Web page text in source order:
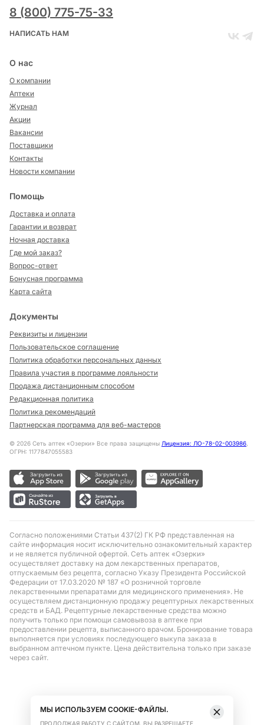
8 (800) 775-75-33
НАПИСАТЬ НАМ
О нас
О компании
Аптеки
Журнал
Акции
Вакансии
Поставщики
Контакты
Новости компании
Помощь
Доставка и оплата
Гарантии и возврат
Ночная доставка
Где мой заказ?
Вопрос-ответ
Бонусная программа
Карта сайта
Документы
Реквизиты и лицензии
Пользовательское соглашение
Политика обработки персональных данных
Правила участия в программе лояльности
Продажа дистанционным способом
Редакционная политика
Политика рекомендаций
Партнерская программа для веб-мастеров
© 2026 Сеть аптек «Озерки» Все права защищены Лицензия: ЛО-78-02-003986,
ОГРН: 1177847055583
Согласно положениями Статьи 437(2) ГК РФ представленная на
сайте информация носит исключительно ознакомительный характер
и не является публичной офертой. Сеть аптек «Озерки»
осуществляет доставку на дом лекарственных препаратов,
отпускаемым без рецепта, согласно Указу Президента Российской
Федерации от 17.03.2020 № 187 «О розничной торговле
лекарственными препаратами для медицинского применения». Не
осуществляем дистанционную продажу рецептурных лекарственных
средств и БАД. Рецептурные лекарственные средства можно
получить только при помощи самовывоза в аптеке при
предоставлении рецепта, выписанного врачом. Бронирование товара
выполняется при условиях последующего выкупа заказа в
выбранном аптечном пункте. Цена действительна только при заказе
через сайт.
МЫ ИСПОЛЬЗУЕМ COOKIE-ФАЙЛЫ.
ПРОДОЛЖАЯ РАБОТУ С САЙТОМ, ВЫ РАЗРЕШАЕТЕ